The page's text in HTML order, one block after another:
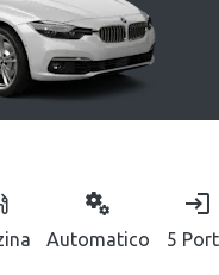
miscellaneous_services
Automatico
login
5